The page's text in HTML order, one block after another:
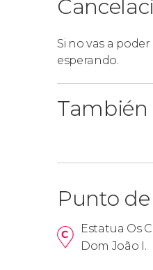
itinerario podría
Grupos
En nuestro free
distintas reservas.
Si no vas a
esperando.
También
Punto
Estatua Os
Dom João I.